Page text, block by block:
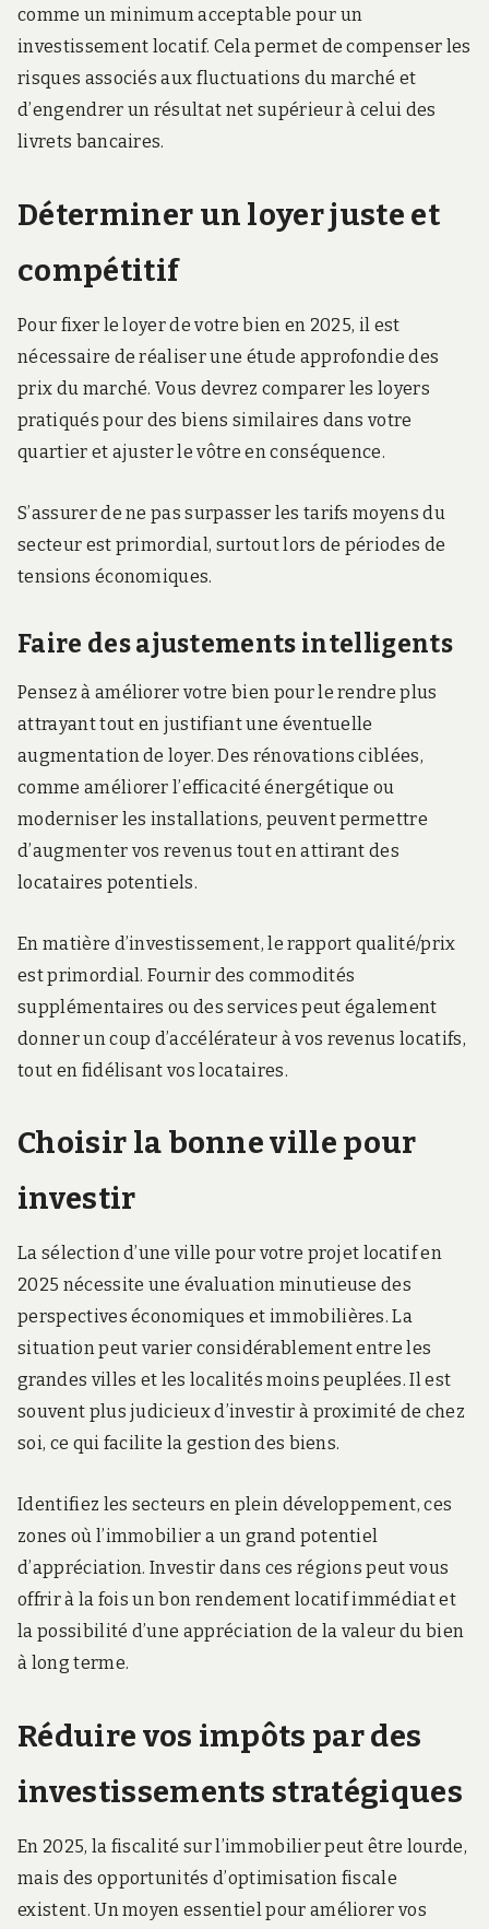
comme un minimum acceptable pour un
investissement locatif. Cela permet de compenser les
risques associés aux fluctuations du marché et
d’engendrer un résultat net supérieur à celui des
livrets bancaires.
Déterminer un loyer juste et
compétitif
Pour fixer le loyer de votre bien en 2025, il est
nécessaire de réaliser une étude approfondie des
prix du marché. Vous devrez comparer les loyers
pratiqués pour des biens similaires dans votre
quartier et ajuster le vôtre en conséquence.
S’assurer de ne pas surpasser les tarifs moyens du
secteur est primordial, surtout lors de périodes de
tensions économiques.
Faire des ajustements intelligents
Pensez à améliorer votre bien pour le rendre plus
attrayant tout en justifiant une éventuelle
augmentation de loyer. Des rénovations ciblées,
comme améliorer l’efficacité énergétique ou
moderniser les installations, peuvent permettre
d’augmenter vos revenus tout en attirant des
locataires potentiels.
En matière d’investissement, le rapport qualité/prix
est primordial. Fournir des commodités
supplémentaires ou des services peut également
donner un coup d’accélérateur à vos revenus locatifs,
tout en fidélisant vos locataires.
Choisir la bonne ville pour
investir
La sélection d’une ville pour votre projet locatif en
2025 nécessite une évaluation minutieuse des
perspectives économiques et immobilières. La
situation peut varier considérablement entre les
grandes villes et les localités moins peuplées. Il est
souvent plus judicieux d’investir à proximité de chez
soi, ce qui facilite la gestion des biens.
Identifiez les secteurs en plein développement, ces
zones où l’immobilier a un grand potentiel
d’appréciation. Investir dans ces régions peut vous
offrir à la fois un bon rendement locatif immédiat et
la possibilité d’une appréciation de la valeur du bien
à long terme.
Réduire vos impôts par des
investissements stratégiques
En 2025, la fiscalité sur l’immobilier peut être lourde,
mais des opportunités d’optimisation fiscale
existent. Un moyen essentiel pour améliorer vos